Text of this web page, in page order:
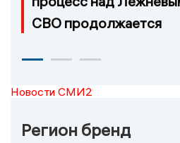
СВО продолжается
Новости СМИ2
Регион бренд